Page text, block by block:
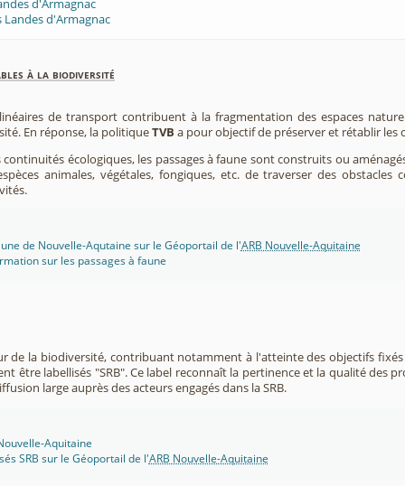
d'Armagnac
Landes d'Armagnac
à la biodiversité
de transport contribuent à la fragmentation des espaces
En réponse, la politiqueTVB a pour objectif de préserver et rétablir les
écologiques, les passages à faune sont construits ou
animales, végétales, fongiques, etc. de traverser des
de Nouvelle-Aqutaine sur le Géoportail de l'ARB Nouvelle-Aquitaine
sur les passages à faune
de la biodiversité, contribuant notamment à l'atteinte des objectifs fixés
être labellisés "SRB". Ce label reconnaît la pertinence et la qualité des
large auprès des acteurs engagés dans la SRB.
Aquitaine
SRB sur le Géoportail de l'ARB Nouvelle-Aquitaine